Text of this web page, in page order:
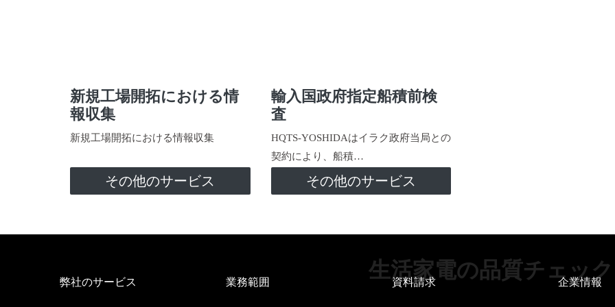
新規工場開拓における情
報収集
新規工場開拓における情報収集
その他のサービス
輸入国政府指定船積前検
査
HQTS-YOSHIDAはイラク政府当局との
契約により、船積…
その他のサービス
生活家電の品質チェック
弊社のサービス 業務範囲 資料請求 企業情報